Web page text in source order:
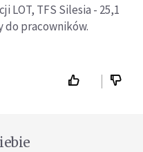
LOT, TFS Silesia - 25,1
do pracowników.